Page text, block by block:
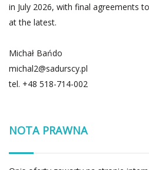
in July 2026, with final agreements
at the latest.
Michał Bańdo
michal2@sadurscy.pl
tel. +48 518-714-002
NOTA PRAWNA